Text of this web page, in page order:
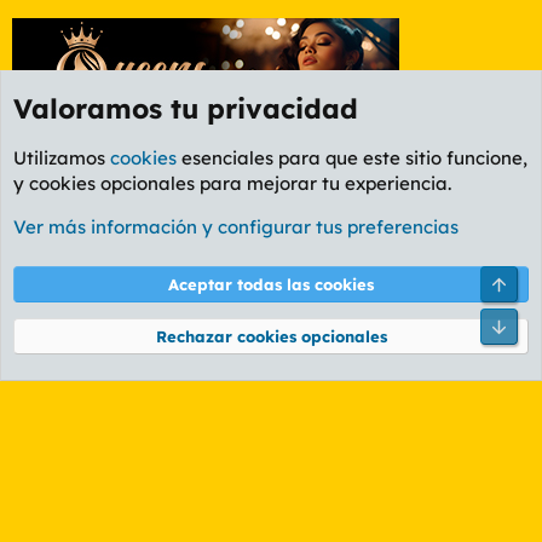
Foro General
Cookies
PL OLDSTYLE AMARILLO
Términos y reglas Política de privacidad Ayuda
Community platform by XenForo® © 2010-2026 XenForo Ltd.
Valoramos tu privacidad
Utilizamos cookies esenciales para que este sitio funcione,
y cookies opcionales para mejorar tu experiencia.
Ver más información y configurar tus preferencias
Aceptar todas las cookies
Rechazar cookies opcionales
Pie